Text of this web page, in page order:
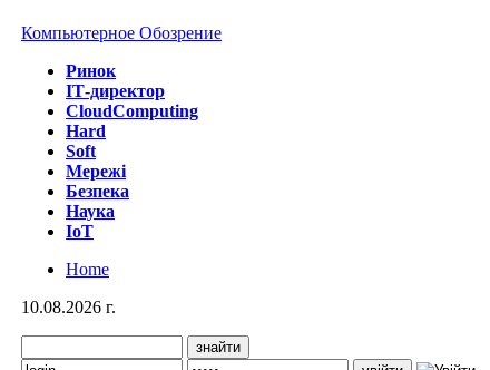
Компьютерное Обозрение
Ринок
IТ-директор
CloudComputing
Hard
Soft
Мережі
Безпека
Наука
IoT
Home
10.08.2026 г.